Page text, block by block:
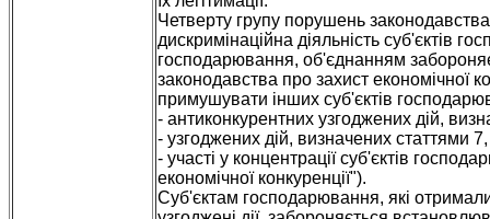
Четверту групу порушень
дискримінаційна діяльність суб'єктів
господарювання, об'єднанням
законодавства про захист економічної
примушувати інших суб'єктів
- антиконкурентних узгоджених дій,
- узгоджених дій, визначених статтями
- участі у концентрації суб'єктів
економічної конкуренції").
Суб'єктам господарювання, які